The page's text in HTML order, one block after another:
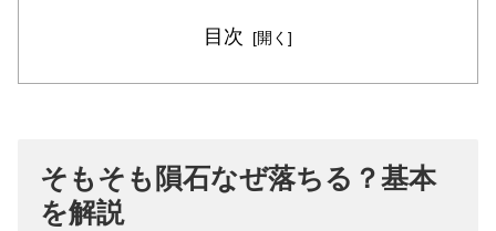
目次
そもそも隕石なぜ落ちる？基本
を解説